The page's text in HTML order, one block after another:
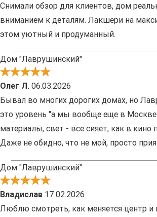
Снимали обзор для клиентов, дом
вниманием к деталям. Лакшери на
этом уютный и продуманный.
Дом "Лаврушинский"
Олег Л. 06.03.2026
Бывал во многих дорогих домах, но
это уровень "а мы вообще еще в
материалы, свет - все сияет, как в кино
Даже не обидно, что не мой, просто
Дом "Лаврушинский"
Владислав 17.02.2026
Люблю смотреть, как меняется центр и